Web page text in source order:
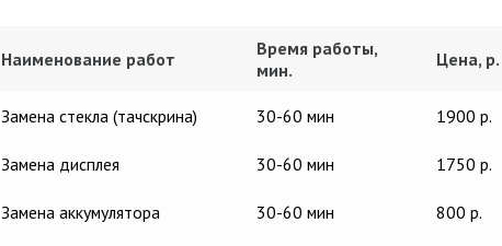
Наименование работ
Время работы,
мин.
Цена, р.
Замена стекла (тачскрина) 30-60 мин 1900 р.
Замена дисплея 30-60 мин 1750 р.
Замена аккумулятора 30-60 мин 800 р.